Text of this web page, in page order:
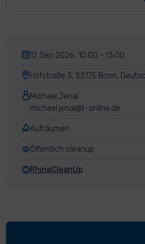
12 Sep 2026, 10:00 - 13:00
Hofstraße 3, 53175 Bonn,
Michael Jenal
michael.jenal@t-online.de
Aufräumen
Öffentlich cleanup
RhineCleanUp